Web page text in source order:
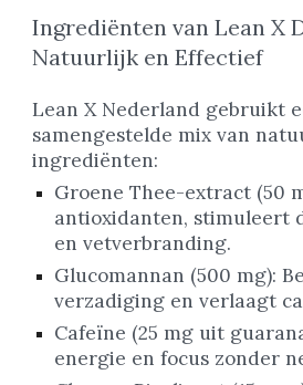
Ingrediënten van Lean X
Natuurlijk en Effectief
Lean X Nederland gebruikt
samengestelde mix van
ingrediënten:
Groene Thee-extract (50
antioxidanten, stimuleert
en vetverbranding.
Glucomannan (500 mg):
verzadiging en verlaagt
Cafeïne (25 mg uit
energie en focus zonder